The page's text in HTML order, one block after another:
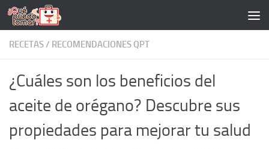
Saltar al contenido
RECETAS/ RECOMENDACIONES QPT
¿Cuáles son los beneficios del
aceite de orégano? Descubre sus
propiedades para mejorar tu salud